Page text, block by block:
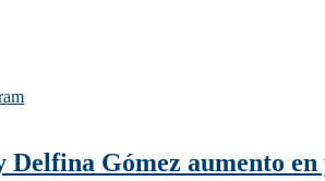
Gómez aumento